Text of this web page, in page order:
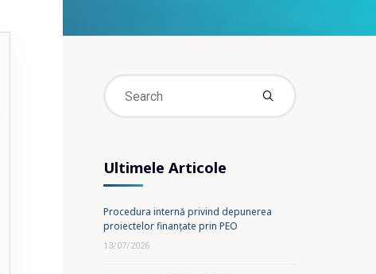
Ultimele Articole
Procedura internă privind depunerea
proiectelor finanțate prin PEO
13/07/2026